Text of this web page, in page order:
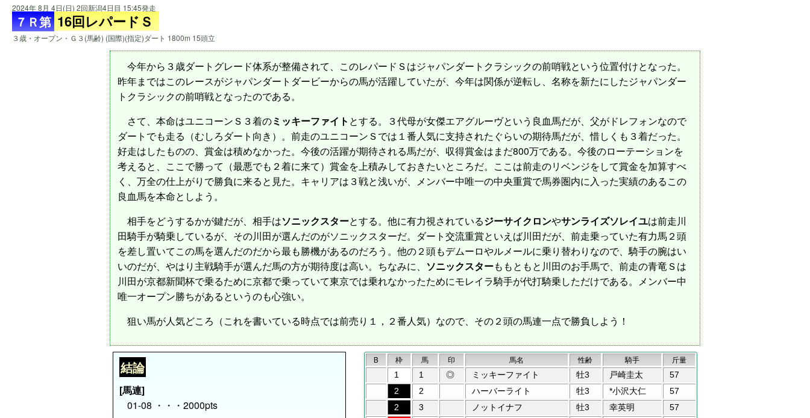
2024年 8月 4日(日) 2回新潟4日目 15:45発走
７Ｒ第 16回レパードＳ
３歳・オープン・Ｇ３(馬齢) (国際)(指定)ダート 1800m 15頭立
今年から３歳ダートグレード体系が整備されて、このレパードＳはジャパンダートクラシックの前哨戦という位置付けとなった。
昨年まではこのレースがジャパンダートダービーからの馬が活躍していたが、今年は関係が逆転し、名称を新たにしたジャパンダー
トクラシックの前哨戦となったのである。
さて、本命はユニコーンＳ３着のミッキーファイト とする。３代母が女傑エアグルーヴという良血馬だが、父がドレフォンなので
ダートでも走る（むしろダート向き）。前走のユニコーンＳでは１番人気に支持されたぐらいの期待馬だが、惜しくも３着だった。
好走はしたものの、賞金は積めなかった。今後の活躍が期待される馬だが、収得賞金はまだ800万である。今後のローテーションを
考えると、ここで勝って（最悪でも２着に来て）賞金を上積みしておきたいところだ。ここは前走のリベンジをして賞金を加算すべ
く、万全の仕上がりで勝負に来ると見た。キャリアは３戦と浅いが、メンバー中唯一の中央重賞で馬券圏内に入った実績のあるこの
良血馬を本命としよう。
相手をどうするかが鍵だが、相手はソニックスターとする。他に有力視されているジーサイクロンやサンライズソレイユは前走川
田騎手が騎乗しているが、その川田が選んだのがソニックスターだ。ダート交流重賞といえば川田だが、前走乗っていた有力馬２頭
を差し置いてこの馬を選んだのだから最も勝機があるのだろう。他の２頭もデムーロやルメールに乗り替わりなので、騎手の腕はい
いのだが、やはり主戦騎手が選んだ馬の方が期待度は高い。ちなみに、 ソニックスターももともと川田のお手馬で、前走の青竜Ｓは
川田が京都新聞杯で乗るために京都で乗っていて東京では乗れなかったためにモレイラ騎手が代打騎乗しただけである。メンバー中
唯一オープン勝ちがあるというのも心強い。
狙い馬が人気どころ（これを書いている時点では前売り１，２番人気）なので、その２頭の馬連一点で勝負しよう！
結論
[馬連]
01-08 ・・・2000pts
B 枠 馬 印 馬名 性齢 騎手
斤量
1
1 ◎ ミッキーファイト 牡3 戸崎圭太
57
2
2 ハーバーライト 牡3 *小沢大仁
57
2
3 ノットイナフ 牡3 幸英明
57